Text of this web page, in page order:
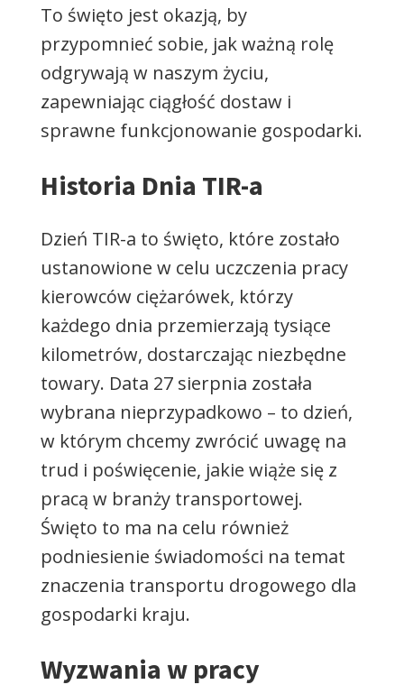
To święto jest okazją, by
przypomnieć sobie, jak ważną rolę
odgrywają w naszym życiu,
zapewniając ciągłość dostaw i
sprawne funkcjonowanie gospodarki.
Historia Dnia TIR-a
Dzień TIR-a to święto, które zostało
ustanowione w celu uczczenia pracy
kierowców ciężarówek, którzy
każdego dnia przemierzają tysiące
kilometrów, dostarczając niezbędne
towary. Data 27 sierpnia została
wybrana nieprzypadkowo – to dzień,
w którym chcemy zwrócić uwagę na
trud i poświęcenie, jakie wiąże się z
pracą w branży transportowej.
Święto to ma na celu również
podniesienie świadomości na temat
znaczenia transportu drogowego dla
gospodarki kraju.
Wyzwania w pracy